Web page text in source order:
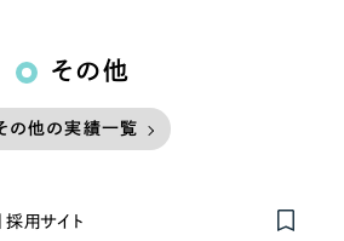
その他
の他の実績一覧
採用サイト